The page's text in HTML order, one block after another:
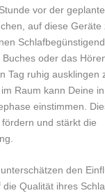
vor der
auf diese Geräte
oder das
Tag ruhig ausklingen
im Raum kann Deine
einstimmen.
und stärkt die
den
die Qualität ihres